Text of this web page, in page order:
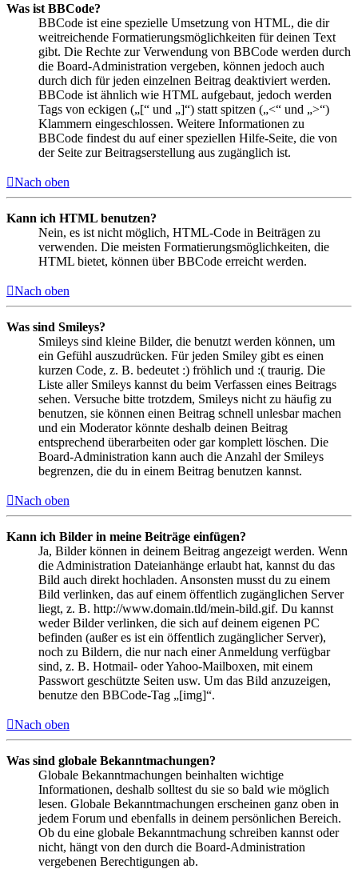
Was ist BBCode?
BBCode ist eine spezielle Umsetzung von HTML, die dir
weitreichende Formatierungsmöglichkeiten für deinen Text
gibt. Die Rechte zur Verwendung von BBCode werden durch
die Board-Administration vergeben, können jedoch auch
durch dich für jeden einzelnen Beitrag deaktiviert werden.
BBCode ist ähnlich wie HTML aufgebaut, jedoch werden
Tags von eckigen („[“ und „]“) statt spitzen („<“ und „>“)
Klammern eingeschlossen. Weitere Informationen zu
BBCode findest du auf einer speziellen Hilfe-Seite, die von
der Seite zur Beitragserstellung aus zugänglich ist.
Nach oben
Kann ich HTML benutzen?
Nein, es ist nicht möglich, HTML-Code in Beiträgen zu
verwenden. Die meisten Formatierungsmöglichkeiten, die
HTML bietet, können über BBCode erreicht werden.
Nach oben
Was sind Smileys?
Smileys sind kleine Bilder, die benutzt werden können, um
ein Gefühl auszudrücken. Für jeden Smiley gibt es einen
kurzen Code, z. B. bedeutet :) fröhlich und :( traurig. Die
Liste aller Smileys kannst du beim Verfassen eines Beitrags
sehen. Versuche bitte trotzdem, Smileys nicht zu häufig zu
benutzen, sie können einen Beitrag schnell unlesbar machen
und ein Moderator könnte deshalb deinen Beitrag
entsprechend überarbeiten oder gar komplett löschen. Die
Board-Administration kann auch die Anzahl der Smileys
begrenzen, die du in einem Beitrag benutzen kannst.
Nach oben
Kann ich Bilder in meine Beiträge einfügen?
Ja, Bilder können in deinem Beitrag angezeigt werden. Wenn
die Administration Dateianhänge erlaubt hat, kannst du das
Bild auch direkt hochladen. Ansonsten musst du zu einem
Bild verlinken, das auf einem öffentlich zugänglichen Server
liegt, z. B. http://www.domain.tld/mein-bild.gif. Du kannst
weder Bilder verlinken, die sich auf deinem eigenen PC
befinden (außer es ist ein öffentlich zugänglicher Server),
noch zu Bildern, die nur nach einer Anmeldung verfügbar
sind, z. B. Hotmail- oder Yahoo-Mailboxen, mit einem
Passwort geschützte Seiten usw. Um das Bild anzuzeigen,
benutze den BBCode-Tag „[img]“.
Nach oben
Was sind globale Bekanntmachungen?
Globale Bekanntmachungen beinhalten wichtige
Informationen, deshalb solltest du sie so bald wie möglich
lesen. Globale Bekanntmachungen erscheinen ganz oben in
jedem Forum und ebenfalls in deinem persönlichen Bereich.
Ob du eine globale Bekanntmachung schreiben kannst oder
nicht, hängt von den durch die Board-Administration
vergebenen Berechtigungen ab.